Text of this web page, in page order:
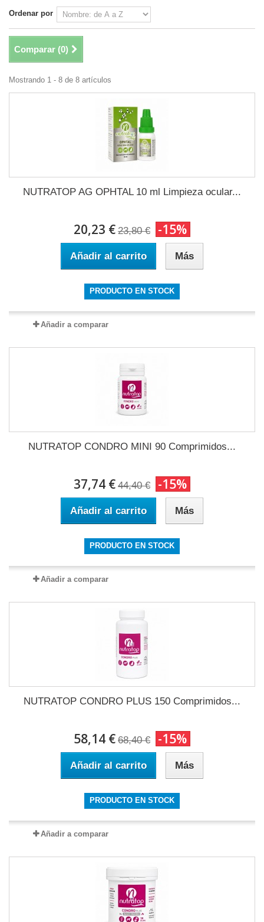
Ordenar por
Comparar (0)
Mostrando 1 - 8 de 8 artículos
NUTRATOP AG OPHTAL 10 ml Limpieza ocular...
20,23 € 23,80 € -15%
Añadir al carrito Más
PRODUCTO EN STOCK
Añadir a comparar
NUTRATOP CONDRO MINI 90 Comprimidos...
37,74 € 44,40 € -15%
Añadir al carrito Más
PRODUCTO EN STOCK
Añadir a comparar
NUTRATOP CONDRO PLUS 150 Comprimidos...
58,14 € 68,40 € -15%
Añadir al carrito Más
PRODUCTO EN STOCK
Añadir a comparar